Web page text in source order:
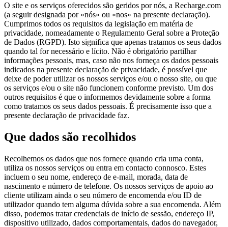
O site e os serviços oferecidos são geridos por nós, a Recharge.com
(a seguir designada por «nós» ou «nos» na presente declaração).
Cumprimos todos os requisitos da legislação em matéria de
privacidade, nomeadamente o Regulamento Geral sobre a Proteção
de Dados (RGPD). Isto significa que apenas tratamos os seus dados
quando tal for necessário e lícito. Não é obrigatório partilhar
informações pessoais, mas, caso não nos forneça os dados pessoais
indicados na presente declaração de privacidade, é possível que
deixe de poder utilizar os nossos serviços e/ou o nosso site, ou que
os serviços e/ou o site não funcionem conforme previsto. Um dos
outros requisitos é que o informemos devidamente sobre a forma
como tratamos os seus dados pessoais. É precisamente isso que a
presente declaração de privacidade faz.
Que dados são recolhidos
Recolhemos os dados que nos fornece quando cria uma conta,
utiliza os nossos serviços ou entra em contacto connosco. Estes
incluem o seu nome, endereço de e-mail, morada, data de
nascimento e número de telefone. Os nossos serviços de apoio ao
cliente utilizam ainda o seu número de encomenda e/ou ID de
utilizador quando tem alguma dúvida sobre a sua encomenda. Além
disso, podemos tratar credenciais de início de sessão, endereço IP,
dispositivo utilizado, dados comportamentais, dados do navegador,